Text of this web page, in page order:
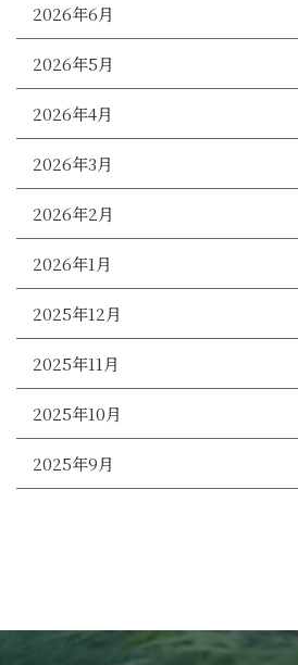
2026年6月
2026年5月
2026年4月
2026年3月
2026年2月
2026年1月
2025年12月
2025年11月
2025年10月
2025年9月